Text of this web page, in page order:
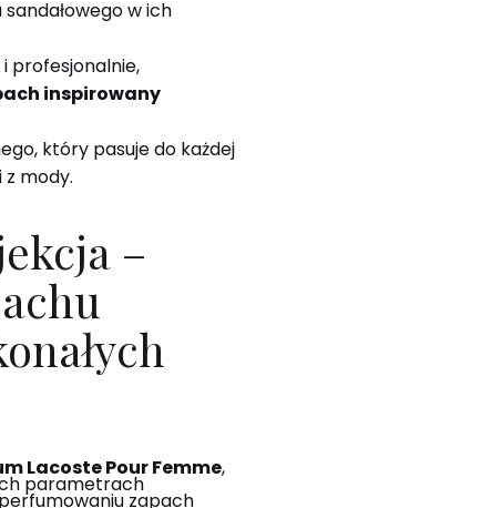
w ich
profesjonalnie,
inspirowany
który pasuje do każdej
z mody.
–
Lacoste Pour Femme,
parametrach
zapach